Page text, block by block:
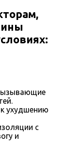
ухудшению
с
и